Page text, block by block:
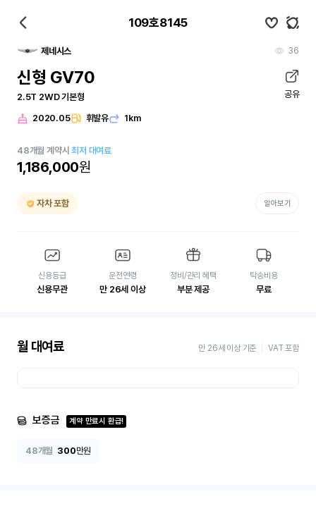
109호8145
제네시스 36
신형 GV70
2.5T 2WD 기본형 공유
2020.05 휘발유 1km
48개월 계약시최저 대여료
1,186,000원
자차 포함 알아보기
신용등급
신용무관
운전연령
만 26세 이상
정비/관리 혜택
부분 제공
탁송비용
무료
월 대여료 만 26세 이상 기준 VAT 포함
보증금 계약 만료시 환급!
48개월 300만원